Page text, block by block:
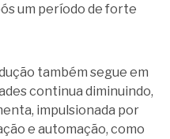
um período de forte
também segue em
continua diminuindo,
impulsionada por
e automação, como